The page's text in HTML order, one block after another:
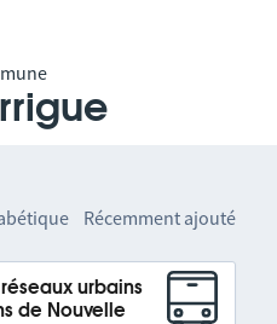
Récemment ajouté
urbains
de Nouvelle